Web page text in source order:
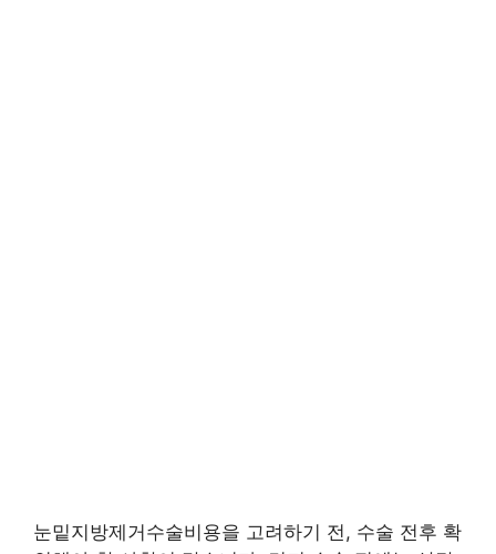
눈밑지방제거수술비용을 고려하기 전, 수술 전후 확